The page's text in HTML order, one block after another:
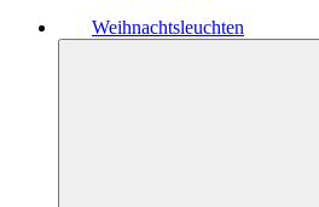
Weihnachtsleuchten